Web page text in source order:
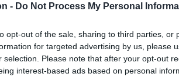
- Do Not Process My Personal
opt-out of the sale, sharing to third parties, or
for targeted advertising by us, please
selection. Please note that after your opt-out
interest-based ads based on personal